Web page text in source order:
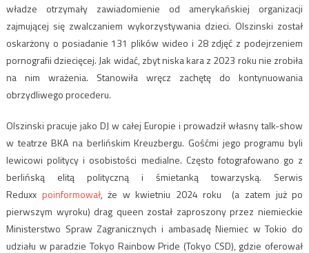
władze otrzymały zawiadomienie od amerykańskiej organizacji
zajmującej się zwalczaniem wykorzystywania dzieci. Olszinski został
oskarżony o posiadanie 131 plików wideo i 28 zdjęć z podejrzeniem
pornografii dziecięcej. Jak widać, zbyt niska kara z 2023 roku nie zrobiła
na nim wrażenia. Stanowiła wręcz zachętę do kontynuowania
obrzydliwego procederu.
Olszinski pracuje jako DJ w całej Europie i prowadził własny talk-show
w teatrze BKA na berlińskim Kreuzbergu. Gośćmi jego programu byli
lewicowi politycy i osobistości medialne. Często fotografowano go z
berlińską elitą polityczną i śmietanką towarzyską. Serwis
Reduxx poinformował, że w kwietniu 2024 roku (a zatem już po
pierwszym wyroku) drag queen został zaproszony przez niemieckie
Ministerstwo Spraw Zagranicznych i ambasadę Niemiec w Tokio do
udziału w paradzie Tokyo Rainbow Pride (Tokyo CSD), gdzie oferował